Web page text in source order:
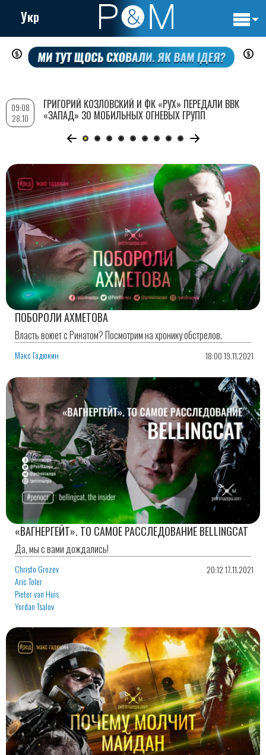
Перейти
содержанию
Укр
ПОБОРОЛИ АХМЕТОВА
Власть воюет с Ринатом? Посмотрим на хронику обстрелов.
Макс Гадюкин 18:00 19.11.2021
«ВАГНЕРГЕЙТ». ТО САМОЕ РАССЛЕДОВАНИЕ BELLINGCAT
Да, мы с вами дождались!
Christo Grozev
Aric Toler
Pieter van Huis
Yordan Tsalov
20:12 17.11.2021
09:08
28.10
ГРИГОРИЙ КОЗЛОВСКИЙ И ФК «РУХ» ПЕРЕДАЛИ ВВК
«ЗАПАД» 30 МОБИЛЬНЫХ ОГНЕВЫХ ГРУПП